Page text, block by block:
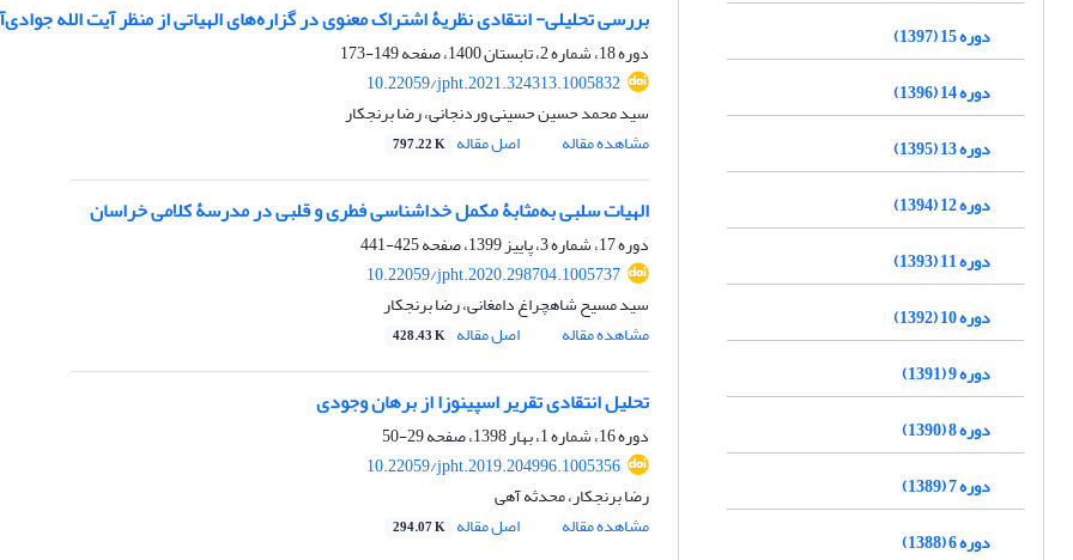
بررسی تحلیلی- انتقادی نظریۀ اشتراک معنوی در گزاره‌های الهیاتی از منظر آیت الله
دوره 18، شماره 2، تابستان 1400، صفحه
149-173
10.22059/jpht.2021.324313.1005832
سید محمد حسین حسینی وردنجانی، رضا برنجکار
مشاهده مقاله
اصل مقاله 797.22 K
الهیات سلبی به‌مثابۀ مکمل خداشناسی فطری و قلبی در مدرسۀ کلامی خراسان
دوره 17، شماره 3، پاییز 1399، صفحه
425-441
10.22059/jpht.2020.298704.1005737
سید مسیح شاهچراغ دامغانی، رضا برنجکار
مشاهده مقاله
اصل مقاله 428.43 K
تحلیل انتقادی تقریر اسپینوزا از برهان وجودی
دوره 16، شماره 1، بهار 1398، صفحه
29-50
10.22059/jpht.2019.204996.1005356
رضا برنجکار، محدثه آهی
مشاهده مقاله
اصل مقاله 294.07 K
دوره 15 (1397)
دوره 14 (1396)
دوره 13 (1395)
دوره 12 (1394)
دوره 11 (1393)
دوره 10 (1392)
دوره 9 (1391)
دوره 8 (1390)
دوره 7 (1389)
دوره 6 (1388)